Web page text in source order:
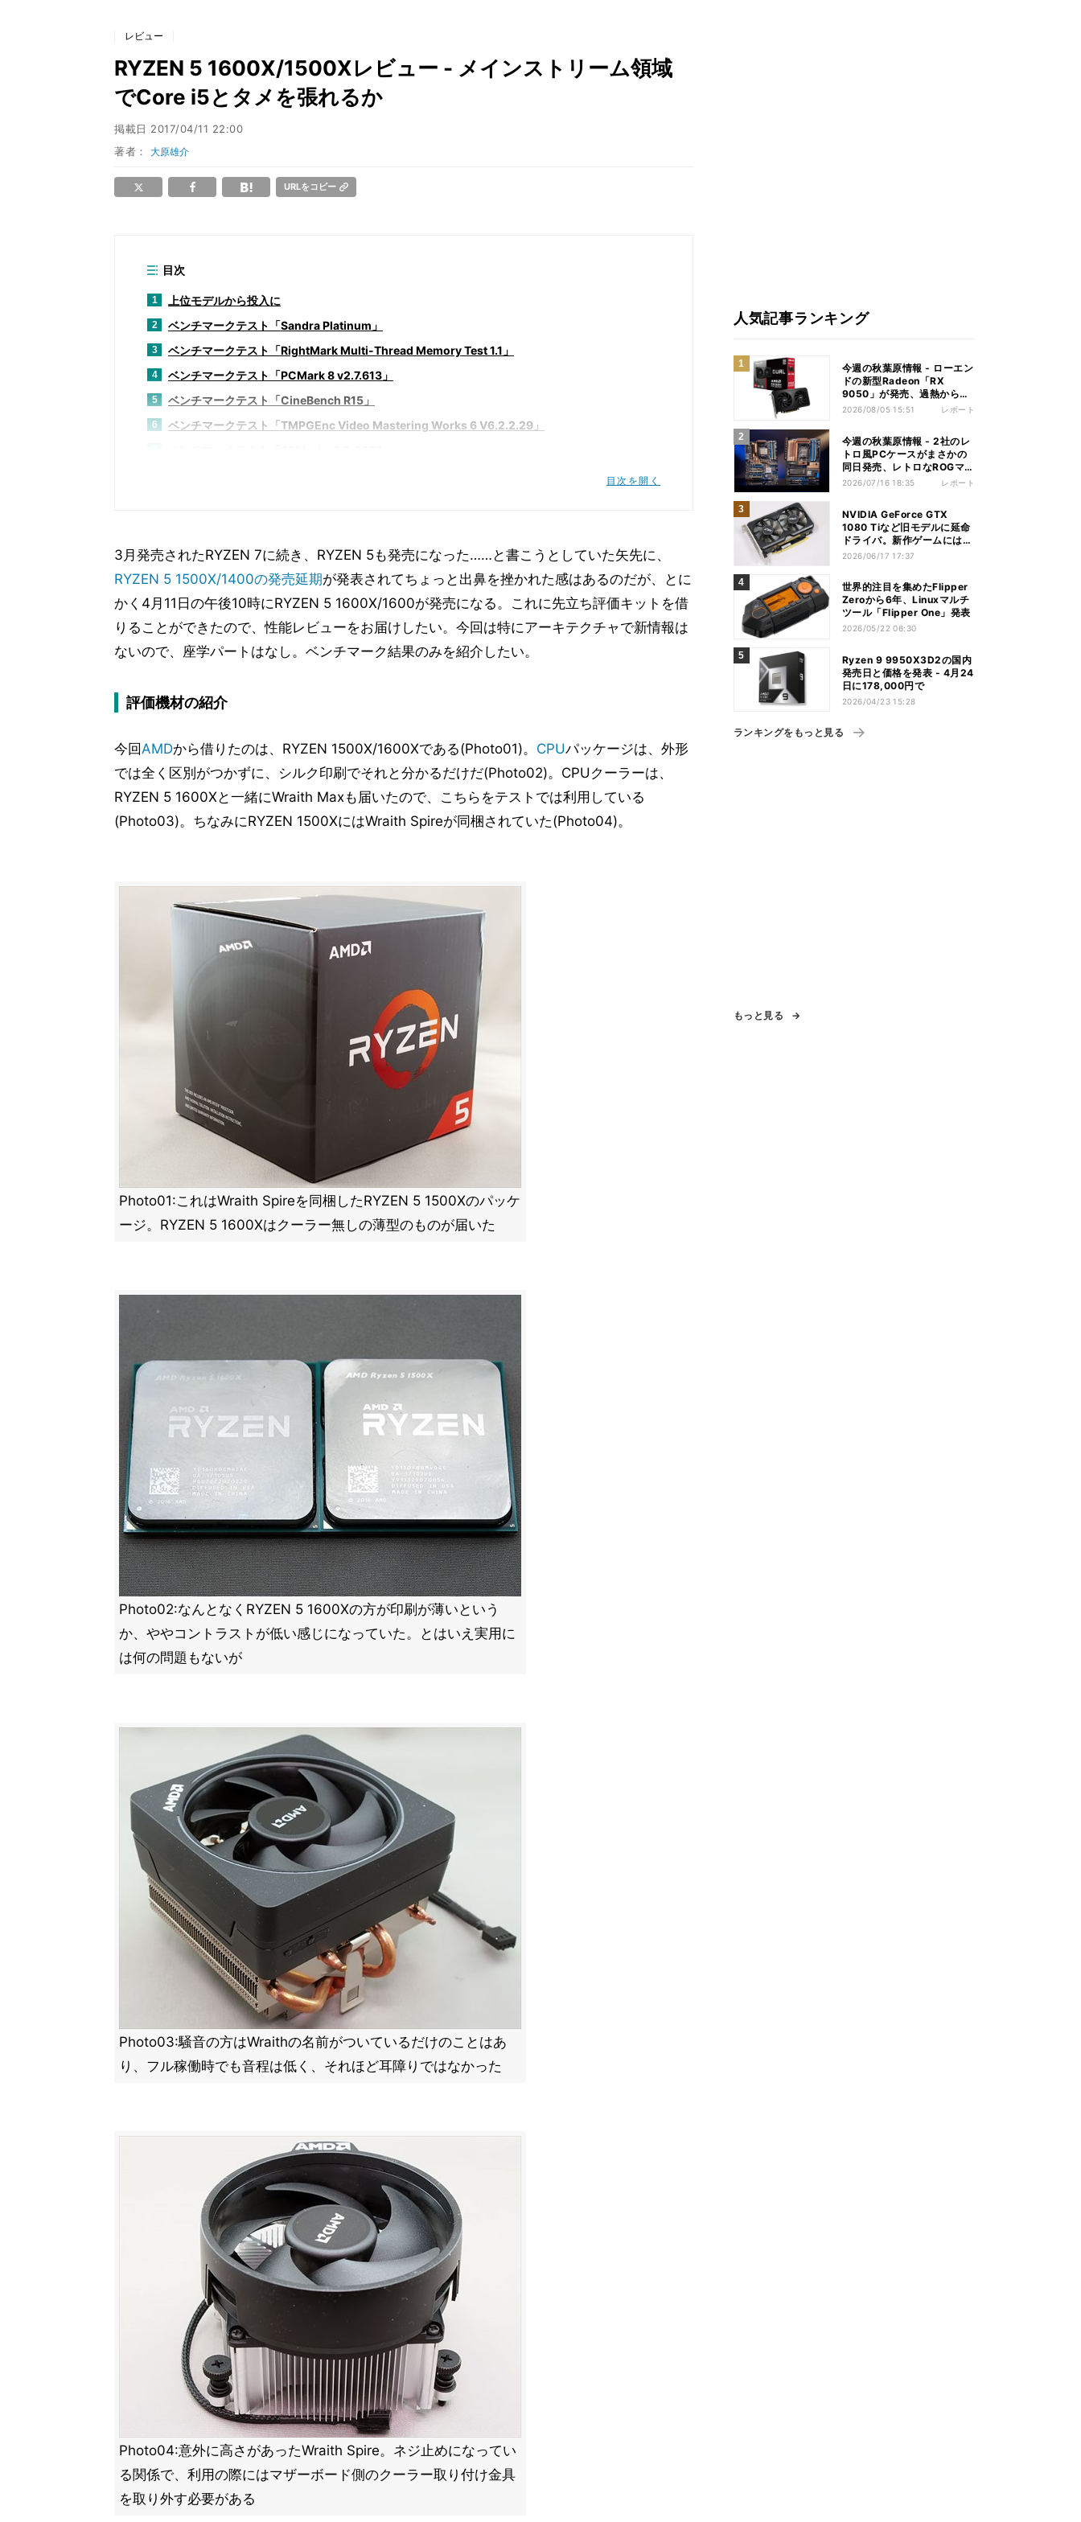
レビュー
RYZEN 5 1600X/1500Xレビュー - メインストリーム領域
でCore i5とタメを張れるか
掲載日 2017/04/11 22:00
著者：大原雄介
URLをコピー
目次
1 上位モデルから投入に
2 ベンチマークテスト「Sandra Platinum」
3 ベンチマークテスト「RightMark Multi-Thread Memory Test 1.1」
4 ベンチマークテスト「PCMark 8 v2.7.613」
5 ベンチマークテスト「CineBench R15」
6 ベンチマークテスト「TMPGEnc Video Mastering Works 6 V6.2.2.29」
11 ベンチマークテスト「Hitman 2016」
12 ベンチマークテスト「Metro redux」
13 ベンチマークテスト「Rise of the Tomb Raider」
14 ベンチマークテスト「Thief」
15 ベンチマークテスト「消費電力」
目次を開く
3月発売されたRYZEN 7に続き、RYZEN 5も発売になった……と書こうとしていた矢先に、
RYZEN 5 1500X/1400の発売延期が発表されてちょっと出鼻を挫かれた感はあるのだが、とに
かく4月11日の午後10時にRYZEN 5 1600X/1600が発売になる。これに先立ち評価キットを借
りることができたので、性能レビューをお届けしたい。今回は特にアーキテクチャで新情報は
ないので、座学パートはなし。ベンチマーク結果のみを紹介したい。
評価機材の紹介
今回AMDから借りたのは、RYZEN 1500X/1600Xである(Photo01)。 CPUパッケージは、外形
では全く区別がつかずに、シルク印刷でそれと分かるだけだ(Photo02)。CPUクーラーは、
RYZEN 5 1600Xと一緒にWraith Maxも届いたので、こちらをテストでは利用している
(Photo03)。ちなみにRYZEN 1500XにはWraith Spireが同梱されていた(Photo04)。
Photo01:これはWraith Spireを同梱したRYZEN 5 1500Xのパッケ
ージ。RYZEN 5 1600Xはクーラー無しの薄型のものが届いた
Photo02:なんとなくRYZEN 5 1600Xの方が印刷が薄いという
か、ややコントラストが低い感じになっていた。とはいえ実用に
は何の問題もないが
Photo03:騒音の方はWraithの名前がついているだけのことはあ
り、フル稼働時でも音程は低く、それほど耳障りではなかった
Photo04:意外に高さがあったWraith Spire。ネジ止めになってい
る関係で、利用の際にはマザーボード側のクーラー取り付け金具
を取り外す必要がある
人気記事ランキング
今週の秋葉原情報 - ローエン
ドの新型Radeon「RX
9050」が発売、過熱から守
れる電源ケーブルも
2026/08/05 15:51 レポート
今週の秋葉原情報 - 2社のレ
トロ風PCケースがまさかの
同日発売、レトロなROGマザ
ーも登場
2026/07/16 18:35 レポート
NVIDIA GeForce GTX
1080 Tiなど旧モデルに延命
ドライバ。新作ゲームには非
対応
2026/06/17 17:37
世界的注目を集めたFlipper
Zeroから6年、Linuxマルチ
ツール「Flipper One」発表
2026/05/22 06:30
Ryzen 9 9950X3D2の国内
発売日と価格を発表 - 4月24
日に178,000円で
2026/04/23 15:28
ランキングをもっと見る
もっと見る